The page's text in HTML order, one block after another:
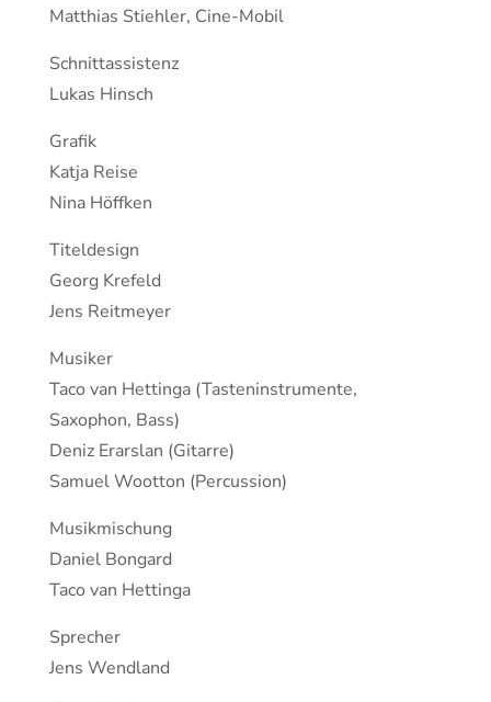
Matthias Stiehler, Cine-Mobil
Schnittassistenz
Lukas Hinsch
Grafik
Katja Reise
Nina Höffken
Titeldesign
Georg Krefeld
Jens Reitmeyer
Musiker
Taco van Hettinga (Tasteninstrumente,
Saxophon, Bass)
Deniz Erarslan (Gitarre)
Samuel Wootton (Percussion)
Musikmischung
Daniel Bongard
Taco van Hettinga
Sprecher
Jens Wendland